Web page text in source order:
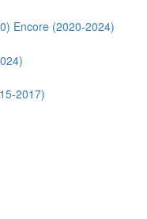
Encore (2020-2024)
2017)